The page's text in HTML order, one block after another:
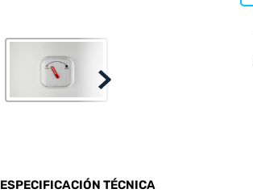
ESPECIFICACIÓN TÉCNICA